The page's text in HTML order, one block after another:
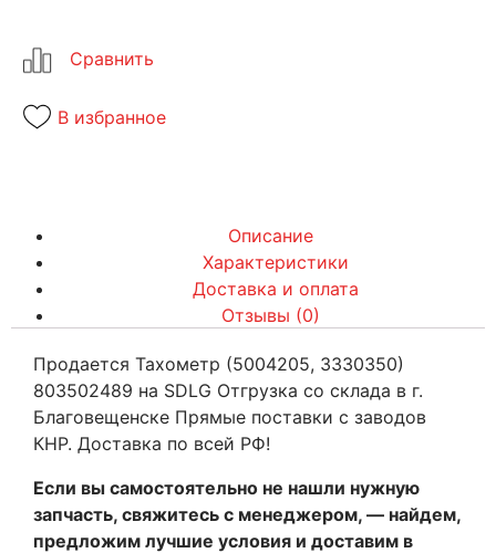
В избранное
Описание
Характеристики
Доставка и оплата
Отзывы (0)
Продается Тахометр (5004205, 3330350)
803502489 на SDLG Отгрузка со склада в г.
Благовещенске Прямые поставки с заводов
КНР. Доставка по всей РФ!
Если вы самостоятельно не нашли нужную
запчасть, свяжитесь с менеджером, — найдем,
предложим лучшие условия и доставим в